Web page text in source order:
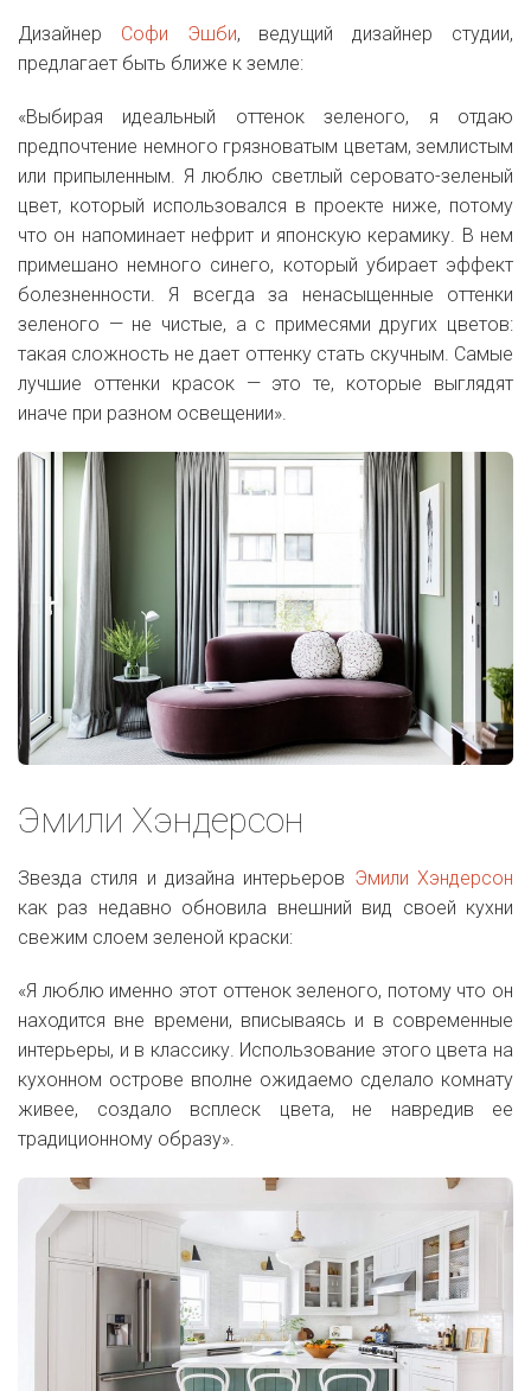
Дизайнер Софи Эшби, ведущий дизайнер студии,
предлагает быть ближе к земле:
«Выбирая идеальный оттенок зеленого, я отдаю
предпочтение немного грязноватым цветам, землистым
или припыленным. Я люблю светлый серовато-зеленый
цвет, который использовался в проекте ниже, потому
что он напоминает нефрит и японскую керамику. В нем
примешано немного синего, который убирает эффект
болезненности. Я всегда за ненасыщенные оттенки
зеленого — не чистые, а с примесями других цветов:
такая сложность не дает оттенку стать скучным. Самые
лучшие оттенки красок — это те, которые выглядят
иначе при разном освещении».
Эмили Хэндерсон
Звезда стиля и дизайна интерьеров Эмили Хэндерсон
как раз недавно обновила внешний вид своей кухни
свежим слоем зеленой краски:
«Я люблю именно этот оттенок зеленого, потому что он
находится вне времени, вписываясь и в современные
интерьеры, и в классику. Использование этого цвета на
кухонном острове вполне ожидаемо сделало комнату
живее, создало всплеск цвета, не навредив ее
традиционному образу».